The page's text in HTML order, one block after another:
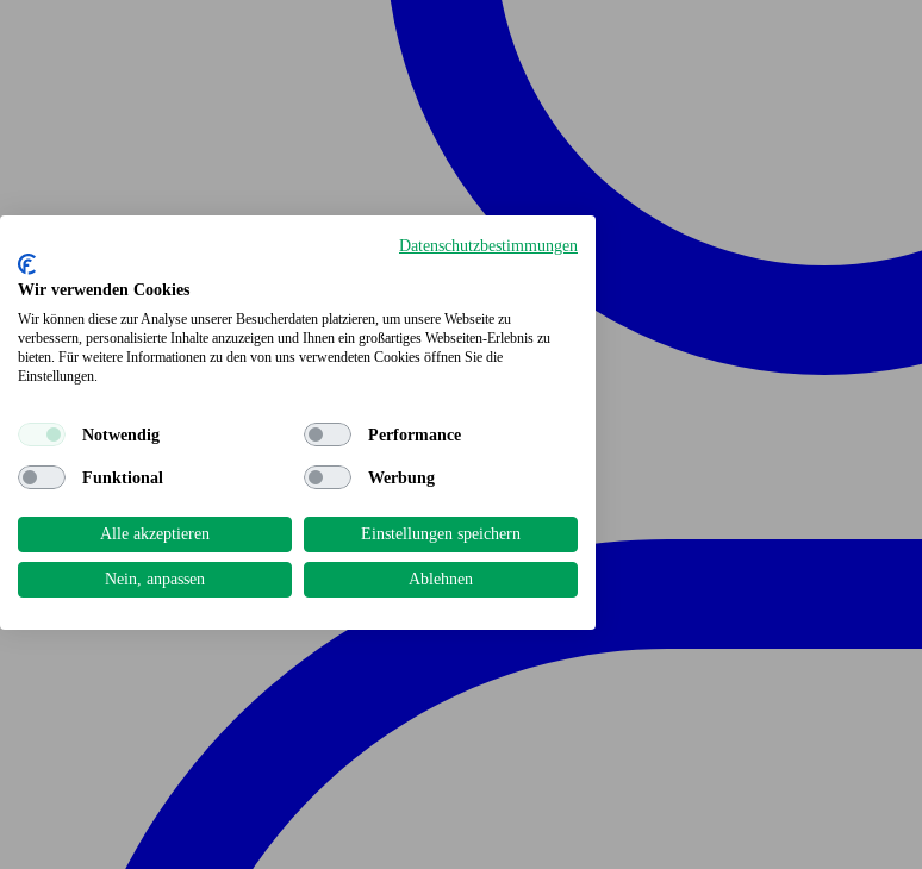
Datenschutzbestimmungen
Wir verwenden Cookies
Wir können diese zur Analyse unserer Besucherdaten platzieren, um unsere Webseite zu
verbessern, personalisierte Inhalte anzuzeigen und Ihnen ein großartiges Webseiten-Erlebnis zu
bieten. Für weitere Informationen zu den von uns verwendeten Cookies öffnen Sie die
Einstellungen.
Notwendig Performance
Funktional Werbung
Alle akzeptieren Einstellungen speichern
Nein, anpassen Ablehnen